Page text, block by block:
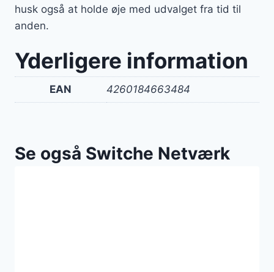
husk også at holde øje med udvalget fra tid til
anden.
Yderligere information
EAN 4260184663484
Se også Switche Netværk